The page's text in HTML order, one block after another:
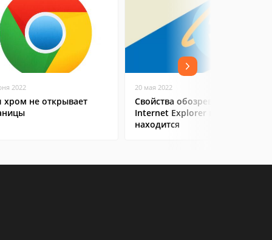
2022
хром не открывает
20 мая 2022
Свойства обозревателя
Internet Explorer где
находится